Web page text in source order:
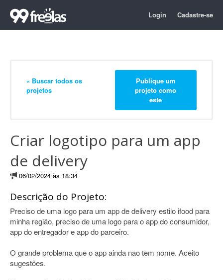
Login Cadastre-se
« Buscar todos os
projetos
Publique um
projeto como
este
Criar logotipo para um app
de delivery
06/02/2024 às 18:34
Descrição do Projeto:
Preciso de uma logo para um app de delivery estilo ifood para
minha região, preciso de uma logo para o app do consumidor,
app do entregador e app do parceiro.
O grande problema que o app ainda nao tem nome. Aceito
sugestões.